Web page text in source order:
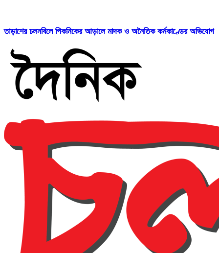
তাড়াশের চলনবিলে পিকনিকের আড়ালে মাদক ও অনৈতিক কর্মকাণ্ডের অভিযোগ